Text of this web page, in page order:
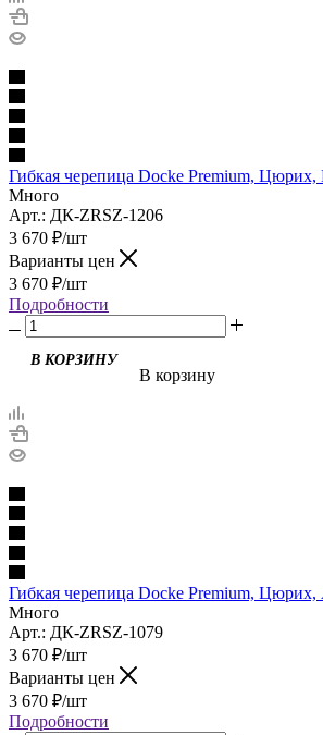
Гибкая черепица Docke Premium, Цюрих,
Много
Арт.: ДК-ZRSZ-1206
3 670 ₽/шт
Варианты цен
3 670 ₽/шт
Подробности
В корзину
Гибкая черепица Docke Premium, Цюрих,
Много
Арт.: ДК-ZRSZ-1079
3 670 ₽/шт
Варианты цен
3 670 ₽/шт
Подробности